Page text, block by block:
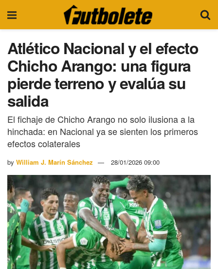
Atlético Nacional y el efecto
Chicho Arango: una figura
pierde terreno y evalúa su
salida
El fichaje de Chicho Arango no solo ilusiona a la
hinchada: en Nacional ya se sienten los primeros
efectos colaterales
by William J. Marín Sánchez 28/01/2026 09:00